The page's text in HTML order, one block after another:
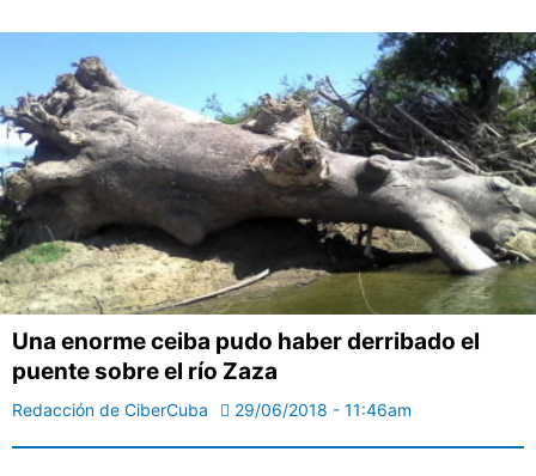
Una enorme ceiba pudo haber derribado el
puente sobre el río Zaza
Redacción de CiberCuba 29/06/2018 - 11:46am